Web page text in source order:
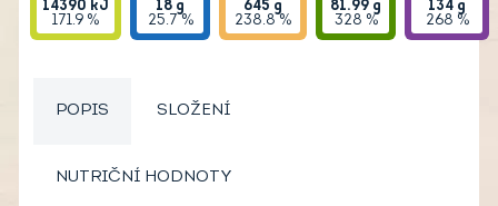
14390 kJ
171.9 %
18 g
25.7 %
645 g
238.8 %
81.99 g
328 %
134 g
268 %
POPIS SLOŽENÍ
NUTRIČNÍ HODNOTY